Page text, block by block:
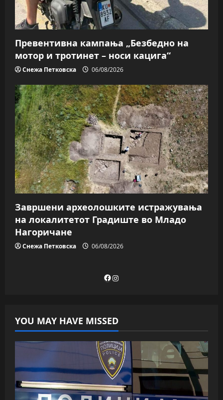
Превентивна кампања „Безбедно на
мотор и тротинет – носи кацига“
Снежа Петковска 06/08/2026
Завршени археолошките истражувања
на локалитетот Градиште во Младо
Нагоричане
Снежа Петковска 06/08/2026
Facebook
Instagram
YOU MAY HAVE MISSED